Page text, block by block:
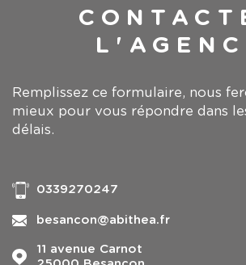
Remplissez ce formulaire, nous
mieux pour vous répondre dans
délais.
0339270247
besancon@abithea.fr
11 avenue Carnot